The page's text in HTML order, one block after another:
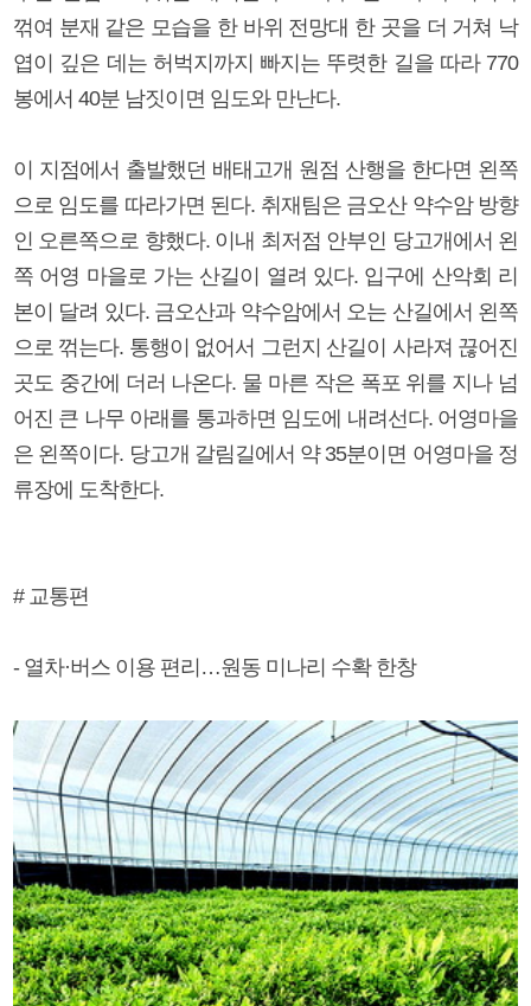
꺾여 분재 같은 모습을 한 바위 전망대 한 곳을 더 거쳐 낙
엽이 깊은 데는 허벅지까지 빠지는 뚜렷한 길을 따라 770
봉에서 40분 남짓이면 임도와 만난다.
이 지점에서 출발했던 배태고개 원점 산행을 한다면 왼쪽
으로 임도를 따라가면 된다. 취재팀은 금오산 약수암 방향
인 오른쪽으로 향했다. 이내 최저점 안부인 당고개에서 왼
쪽 어영 마을로 가는 산길이 열려 있다. 입구에 산악회 리
본이 달려 있다. 금오산과 약수암에서 오는 산길에서 왼쪽
으로 꺾는다. 통행이 없어서 그런지 산길이 사라져 끊어진
곳도 중간에 더러 나온다. 물 마른 작은 폭포 위를 지나 넘
어진 큰 나무 아래를 통과하면 임도에 내려선다. 어영마을
은 왼쪽이다. 당고개 갈림길에서 약 35분이면 어영마을 정
류장에 도착한다.
# 교통편
- 열차·버스 이용 편리…원동 미나리 수확 한창